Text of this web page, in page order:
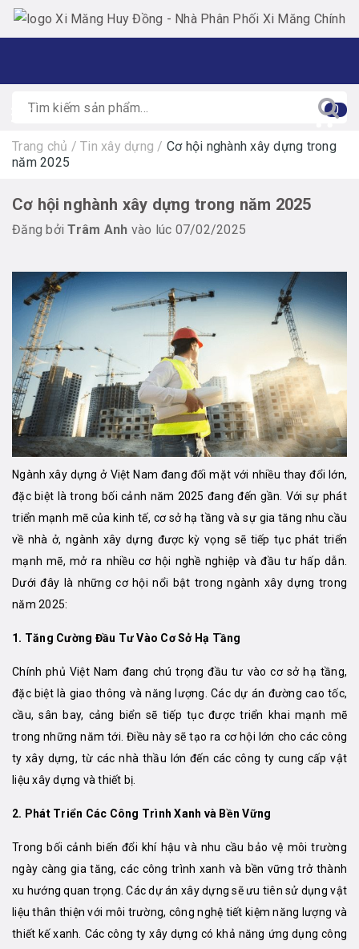
0
Trang chủ / Tin xây dựng / Cơ hội nghành xây dựng trong
năm 2025
Cơ hội nghành xây dựng trong năm 2025
Đăng bởiTrâm Anh vào lúc 07/02/2025
Ngành xây dựng ở Việt Nam đang đối mặt với nhiều thay đổi lớn,
đặc biệt là trong bối cảnh năm 2025 đang đến gần. Với sự phát
triển mạnh mẽ của kinh tế, cơ sở hạ tầng và sự gia tăng nhu cầu
về nhà ở, ngành xây dựng được kỳ vọng sẽ tiếp tục phát triển
mạnh mẽ, mở ra nhiều cơ hội nghề nghiệp và đầu tư hấp dẫn.
Dưới đây là những cơ hội nổi bật trong ngành xây dựng trong
năm 2025:
1. Tăng Cường Đầu Tư Vào Cơ Sở Hạ Tầng
Chính phủ Việt Nam đang chú trọng đầu tư vào cơ sở hạ tầng,
đặc biệt là giao thông và năng lượng. Các dự án đường cao tốc,
cầu, sân bay, cảng biển sẽ tiếp tục được triển khai mạnh mẽ
trong những năm tới. Điều này sẽ tạo ra cơ hội lớn cho các công
ty xây dựng, từ các nhà thầu lớn đến các công ty cung cấp vật
liệu xây dựng và thiết bị.
2. Phát Triển Các Công Trình Xanh và Bền Vững
Trong bối cảnh biến đổi khí hậu và nhu cầu bảo vệ môi trường
ngày càng gia tăng, các công trình xanh và bền vững trở thành
xu hướng quan trọng. Các dự án xây dựng sẽ ưu tiên sử dụng vật
liệu thân thiện với môi trường, công nghệ tiết kiệm năng lượng và
thiết kế xanh. Các công ty xây dựng có khả năng ứng dụng công